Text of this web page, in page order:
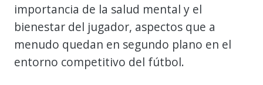
importancia de la salud mental y el
bienestar del jugador, aspectos que a
menudo quedan en segundo plano en el
entorno competitivo del fútbol.